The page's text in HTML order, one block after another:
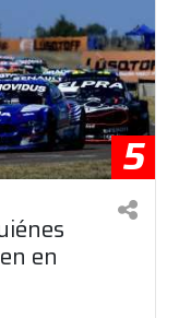
5
en